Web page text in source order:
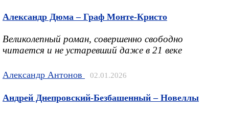
Александр Дюма – Граф Монте-Кристо
Великолепный роман, совершенно свободно
читается и не устаревший даже в 21 веке
Александр Антонов 02.01.2026
Андрей Днепровский-Безбашенный – Новеллы